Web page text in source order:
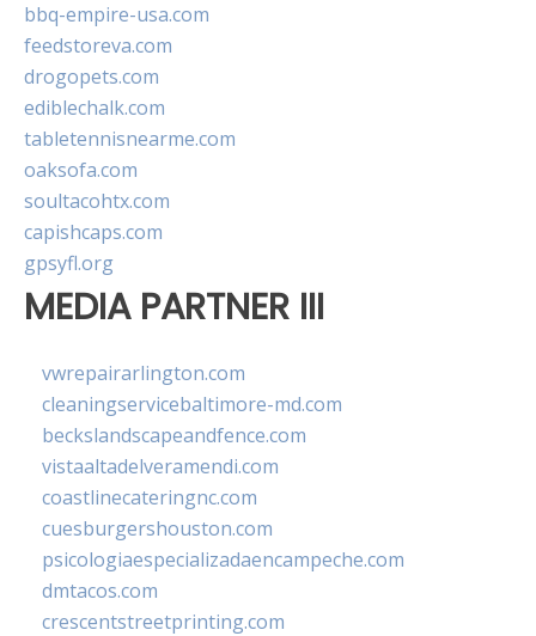
bbq-empire-usa.com
feedstoreva.com
drogopets.com
ediblechalk.com
tabletennisnearme.com
oaksofa.com
soultacohtx.com
capishcaps.com
gpsyfl.org
MEDIA PARTNER III
vwrepairarlington.com
cleaningservicebaltimore-md.com
beckslandscapeandfence.com
vistaaltadelveramendi.com
coastlinecateringnc.com
cuesburgershouston.com
psicologiaespecializadaencampeche.com
dmtacos.com
crescentstreetprinting.com